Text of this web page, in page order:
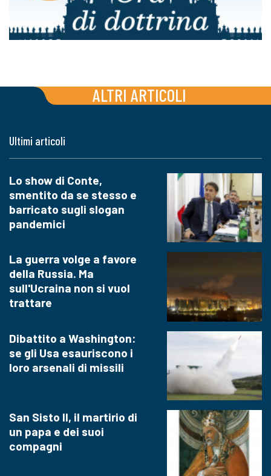
ALTRI ARTICOLI
Ultimi articoli
Lo show di Conte,
smentito da se stesso e
barricato sugli slogan
pandemici
La guerra volge a favore
della Russia. Ma
sull'Ucraina non si vuol
trattare
Dibattito a Washington:
se gli Usa esauriscono i
loro arsenali di missili
San Sisto II, il martirio di
un papa e dei suoi
compagni